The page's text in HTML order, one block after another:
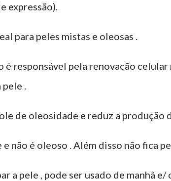
expressão).
para peles mistas e oleosas .
responsável pela renovação
.
de oleosidade e reduz a produção
não é oleoso . Além disso não fica
a pele , pode ser usado de manhã e/